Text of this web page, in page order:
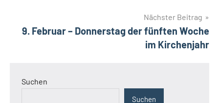
Nächster Beitrag
9. Februar – Donnerstag der fünften Woche
im Kirchenjahr
Suchen
Suchen